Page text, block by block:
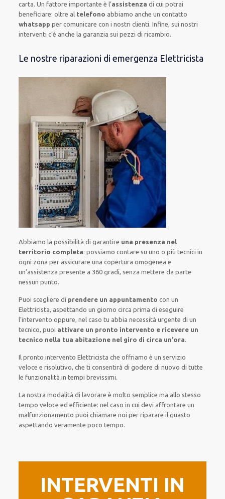
carta.Un fattore importante è l’assistenza di cui potrai
beneficiare: oltre al telefono abbiamo anche uncontatto
whatsappper comunicare con i nostri clienti.Infine, sui nostri
interventi c’è anche lagaranzia sui pezzi di ricambio.
Le nostre riparazioni di emergenza Elettricista
Abbiamo la possibilità di garantire una presenza nel
territorio completa:possiamo contare su uno o piùtecnici in
ogni zona per assicurare una coperturaomogenea e
un’assistenza presente a 360 gradi, senzamettere da parte
nessun punto.
Puoi scegliere di prendere un appuntamento con un
Elettricista, aspettandoun giorno circa prima dieseguire
l’intervento oppure, nel caso tu abbia necessità urgente di un
tecnico, puoi attivare un pronto intervento e ricevere un
tecnico nella tua abitazione nel giro di circa un’ora.
Il pronto intervento Elettricistache offriamo èun servizio
veloce e risolutivo, che ticonsentirà di godere di nuovodi tutte
le funzionalità in tempi brevissimi.
La nostra modalità di lavorare èmolto semplice ma allo stesso
tempo veloce ed efficiente: nel caso in cuidevi affrontareun
malfunzionamento puoi chiamare noi perriparare ilguasto
aspettando veramente poco tempo.
INTERVENTI IN